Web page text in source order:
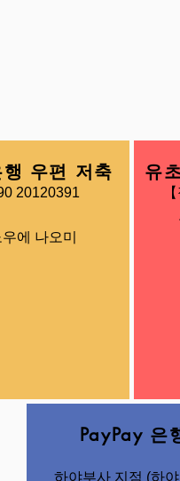
우편 저축
20120391
에 나오미
유
PayPay 은
하야부사 지점 (하